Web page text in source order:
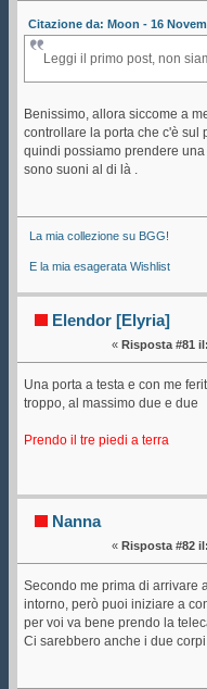
Citazione da: Moon - 16
Leggi il primo post, non
Benissimo, allora siccome a
controllare la porta che c'è sul
quindi possiamo prendere
sono suoni al di là .
La mia collezione su BGG!
E la mia esagerata Wishlist
Elendor [Elyria]
« Risposta #81 il:
Una porta a testa e con me
troppo, al massimo due e due
Prendo il tre piedi a terra
Nanna
« Risposta #82 il:
Secondo me prima di arrivare
intorno, però puoi iniziare a
per voi va bene prendo la
Ci sarebbero anche i due